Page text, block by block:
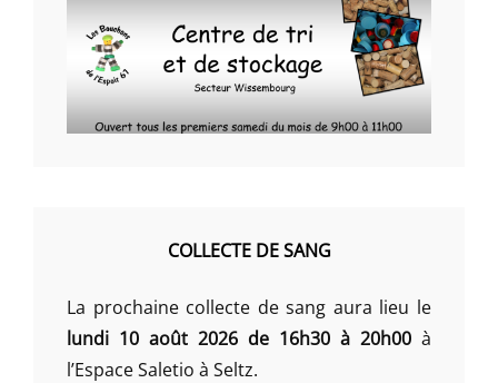
COLLECTE DE SANG
La prochaine collecte de sang aura lieu le
lundi 10 août 2026 de 16h30 à 20h00 à
l’Espace Saletio à Seltz.